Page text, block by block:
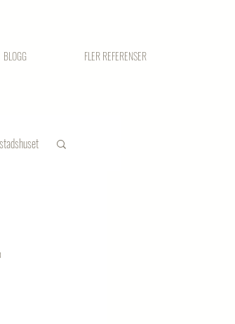
BLOGG FLER REFERENSER